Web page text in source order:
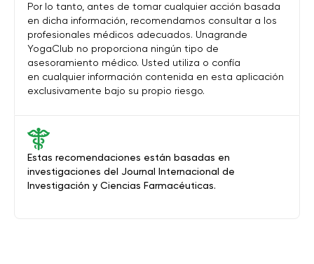
Estas recomendaciones están basadas en
investigaciones del Journal Internacional de
Investigación y Ciencias Farmacéuticas.
Por lo tanto, antes de tomar cualquier acción basada
en dicha información, recomendamos consultar a los
profesionales médicos adecuados. Unagrande
YogaClub no proporciona ningún tipo de
asesoramiento médico. Usted utiliza o confía
en cualquier información contenida en esta aplicación
exclusivamente bajo su propio riesgo.